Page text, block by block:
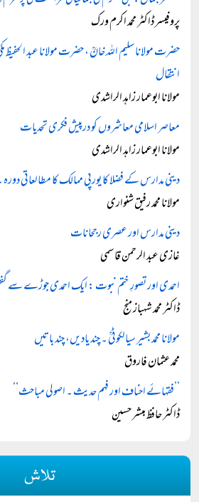
پروفیسر ڈاکٹر محمد اکرم ورک
حضرت مولانا سلیم اللہ خانؒ ، حضرت مولانا عبد الحفیظ
انتقال
مولانا ابوعمار زاہد الراشدی
معاصر اسلامی معاشروں کو درپیش فکری تحدیات
مولانا ابوعمار زاہد الراشدی
دینی مدارس کے فضلا کا یورپی ممالک کا مطالعاتی
مولانا محمد رفیق شنواری
دینی مدارس اور عصری رجحانات
غازی عبد الرحمن قاسمی
احمدی اور تصورِ ختم نبوت : ایک احمدی جوڑے سے
ڈاکٹر محمد شہباز منج
مولانا محمد بشیر سیالکوٹیؒ ۔ چند یادیں، چند باتیں
محمد عثمان فاروق
’’فقہائے احناف اور فہم حدیث ۔ اصولی مباحث‘‘
ڈاکٹر حافظ مبشر حسین
تلاش